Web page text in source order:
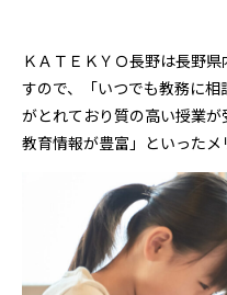
ＫＡＴＥＫＹＯ長野は長野
すので、「いつでも教務に
がとれており質の高い授業が
教育情報が豊富」といった